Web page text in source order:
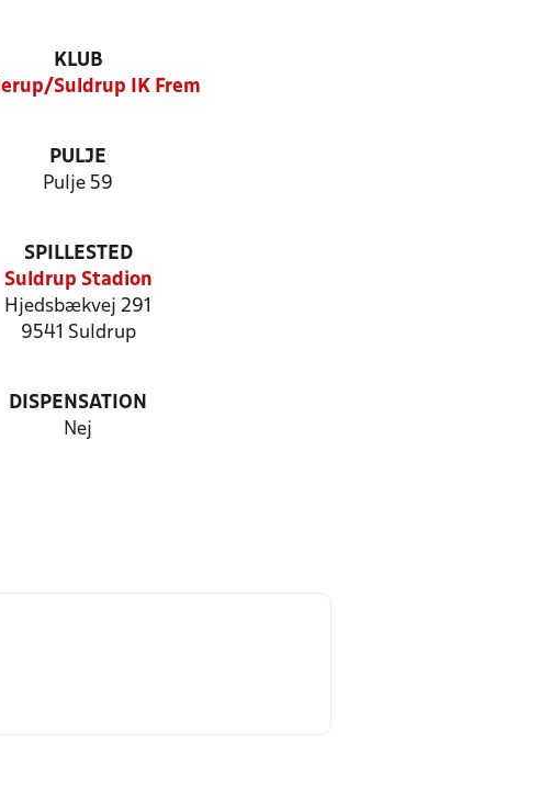
KLUB
Suldrup IK Frem
PULJE
Pulje 59
SPILLESTED
Suldrup Stadion
Hjedsbækvej 291
9541 Suldrup
DISPENSATION
Nej